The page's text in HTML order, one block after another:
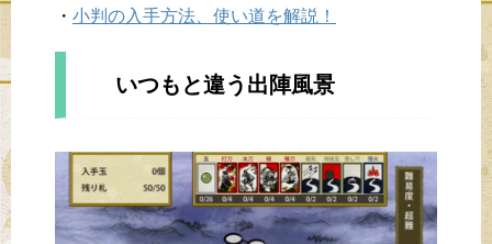
・ 小判の入手方法、使い道を解説！
いつもと違う出陣風景